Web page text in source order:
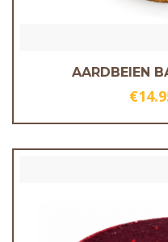
AARDBEIEN
€